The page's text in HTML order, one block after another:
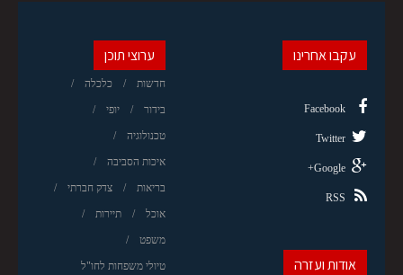
ערוצי תוכן
חדשות כלכלה
בידור יופי
טכנולוגיה
איכות הסביבה
בריאות צדק חברתי
אוכל תיירות
משפט
טיולי משפחות לחו"ל
עקבו אחרינו
Facebook
Twitter
Google+
RSS
אודות ועזרה